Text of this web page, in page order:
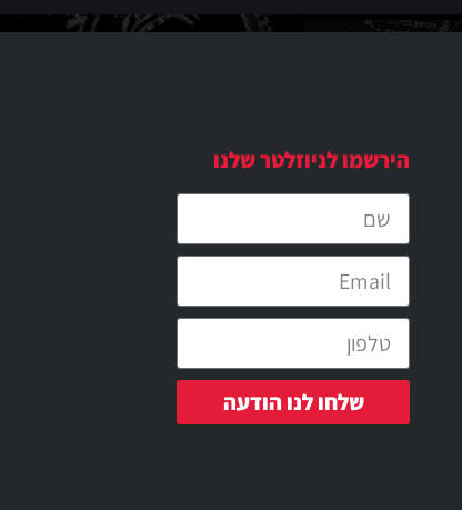
הירשמו לניוזלטר שלנו
שלחו לנו הודעה